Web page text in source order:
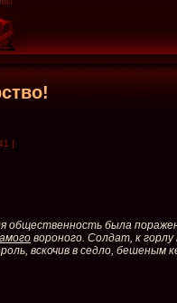
]
общественность была
вороного. Солдат, к
вскочив в седло, бешеным